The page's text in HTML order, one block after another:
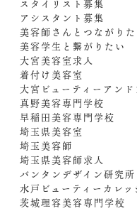
スタイリスト募集
アシスタント募集
美容師さんとつながりた
美容学生と繋がりたい
大宮美容室求人
着付け美容室
大宮ビューティーアン
真野美容専門学校
早稲田美容専門学校
埼玉県美容室
埼玉美容師
埼玉県美容師求人
バンタンデザイン研究所
水戸ビューティーカレッ
茨城理容美容専門学校